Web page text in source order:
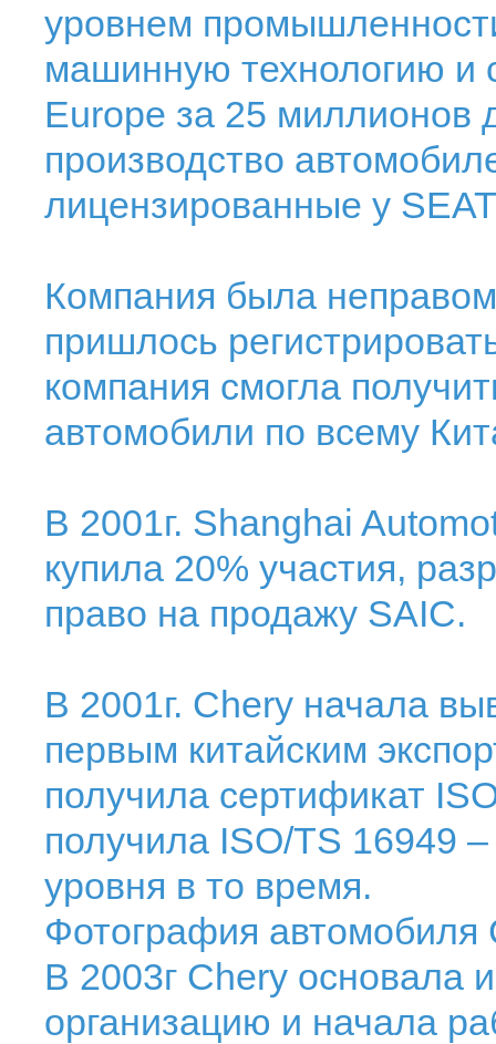
уровнем
машинную технологию и
Europe за 25 миллионов
производство
лицензированные у
Компания была
пришлось
компания смогла
автомобили по всему
В 2001г. Shanghai
купила 20% участия,
право на продажу SAIC.
В 2001г. Chery начала
первым китайским
получила сертификат
получила ISO/TS 16949
уровня в то время.
Фотография автомобиля
В 2003г Chery основала
организацию и начала